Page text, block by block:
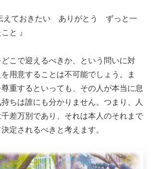
えておきたい ありがとう ずっと一
と 』
どこで迎えるべきか、という問いに対
用意することは不可能でしょう。ま
重するといっても、その人が本当に息
ちは誰にも分かりません。つまり、人
差万別であり、それは本人のそれまで
定されるべきと考えます。